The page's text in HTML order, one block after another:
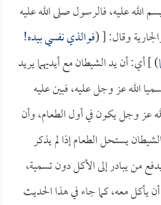
الله عليه، فالرسول صلى الله عليه
وقال: [ (فوالذي نفسي بيده!
) ] أي: أن يد الشيطان مع أيديهما يريد
الله عز وجل عليه، فبين عليه
عز وجل يكون في أول الطعام، وأن
يستحل الطعام إذا لم يذكر
من يبادر إلى الأكل دون تسمية،
يأكل معه، كما جاء في هذا الحديث